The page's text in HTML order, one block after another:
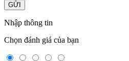
GỬI
Nhập thông tin
Chọn đánh giá của bạn